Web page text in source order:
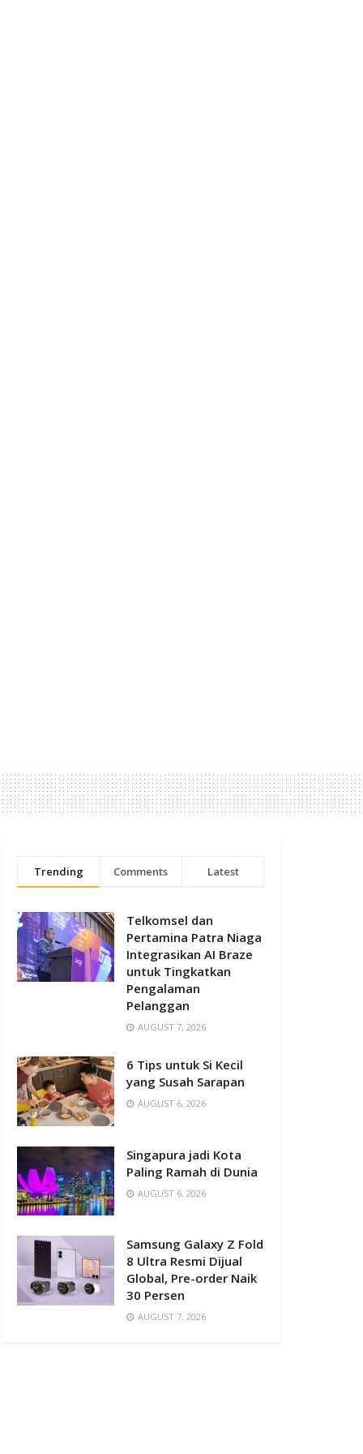
Trending Comments Latest
Telkomsel dan
Pertamina Patra Niaga
Integrasikan AI Braze
untuk Tingkatkan
Pengalaman
Pelanggan
AUGUST 7, 2026
6 Tips untuk Si Kecil
yang Susah Sarapan
AUGUST 6, 2026
Singapura jadi Kota
Paling Ramah di Dunia
AUGUST 6, 2026
Samsung Galaxy Z Fold
8 Ultra Resmi Dijual
Global, Pre-order Naik
30 Persen
AUGUST 7, 2026